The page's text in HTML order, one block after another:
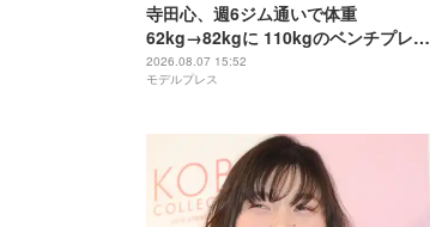
寺田心、週6ジム通いで体重
62kg→82kgに 110kgのベンチプレス
持ち上げる姿披露「胸板の厚みすご
い」「かっこいい」と反響
2026.08.07 15:52
モデルプレス